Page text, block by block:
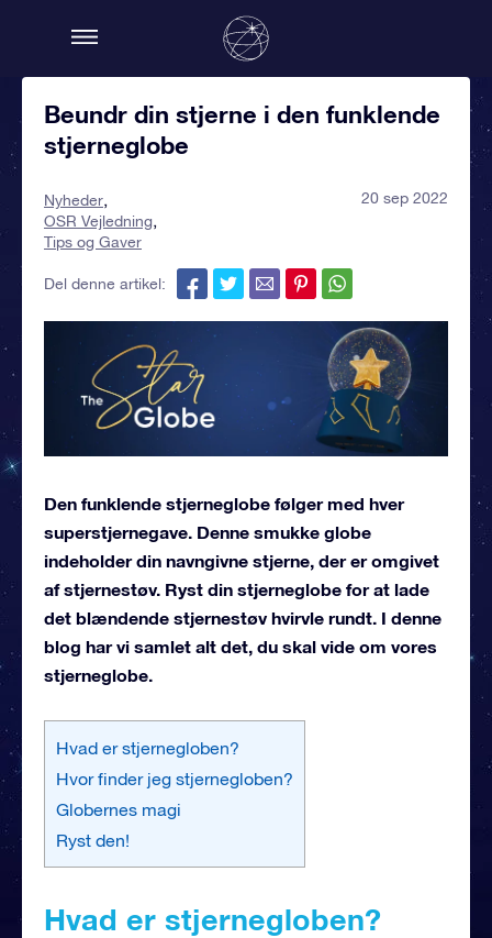
Beundr din stjerne i den funklende
stjerneglobe
Nyheder
OSR Vejledning
Tips og Gaver
20 sep 2022
Del denne artikel:
Den funklende stjerneglobe følger med hver
superstjernegave. Denne smukke globe
indeholder din navngivne stjerne, der er omgivet
af stjernestøv. Ryst din stjerneglobe for at lade
det blændende stjernestøv hvirvle rundt. I denne
blog har vi samlet alt det, du skal vide om vores
stjerneglobe.
Hvad er stjernegloben?
Hvor finder jeg stjernegloben?
Globernes magi
Ryst den!
Hvad er stjernegloben?